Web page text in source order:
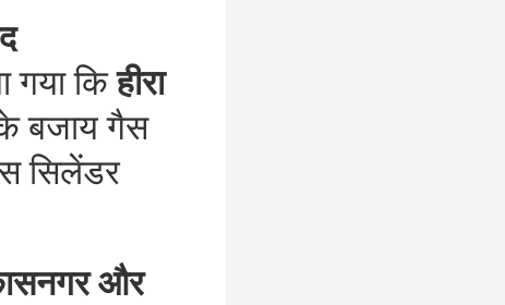
गया किहीरा
के बजाय गैस
सिलेंडर
और